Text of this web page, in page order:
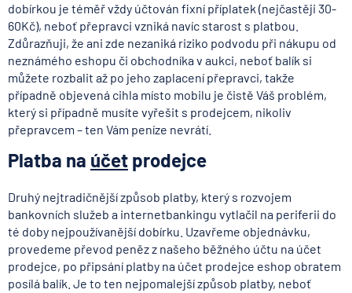
dobírkou je téměř vždy účtován fixní příplatek (nejčastěji 30-
60Kč), neboť přepravci vzniká navíc starost s platbou.
Zdůrazňuji, že ani zde nezaniká riziko podvodu při nákupu od
neznámého eshopu či obchodníka v aukci, neboť balík si
můžete rozbalit až po jeho zaplacení přepravci, takže
případně objevená cihla místo mobilu je čistě Váš problém,
který si případně musíte vyřešit s prodejcem, nikoliv
přepravcem – ten Vám peníze nevrátí.
Platba na účet prodejce
Druhý nejtradičnější způsob platby, který s rozvojem
bankovních služeb a internetbankingu vytlačil na periferii do
té doby nejpoužívanější dobírku. Uzavřeme objednávku,
provedeme převod peněz z našeho běžného účtu na účet
prodejce, po připsání platby na účet prodejce eshop obratem
posílá balík. Je to ten nejpomalejší způsob platby, neboť